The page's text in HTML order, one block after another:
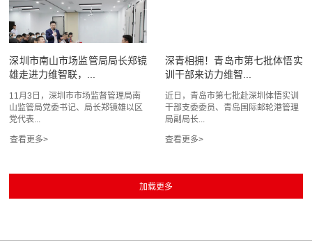
深圳市南山市场监管局局长郑镜
雄走进力维智联，...
11月3日，深圳市市场监督管理局南
山监管局党委书记、局长郑镜雄以区
党代表...
深青相拥！青岛市第七批体悟实
训干部来访力维智...
近日，青岛市第七批赴深圳体悟实训
干部支委委员、青岛国际邮轮港管理
局副局长...